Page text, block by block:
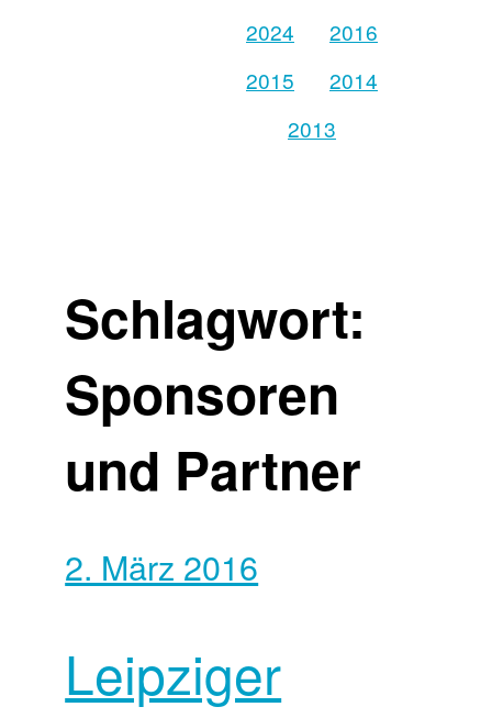
2024
2016
2015
2014
2013
Schlagwort:
Sponsoren
und Partner
2. März 2016
Leipziger